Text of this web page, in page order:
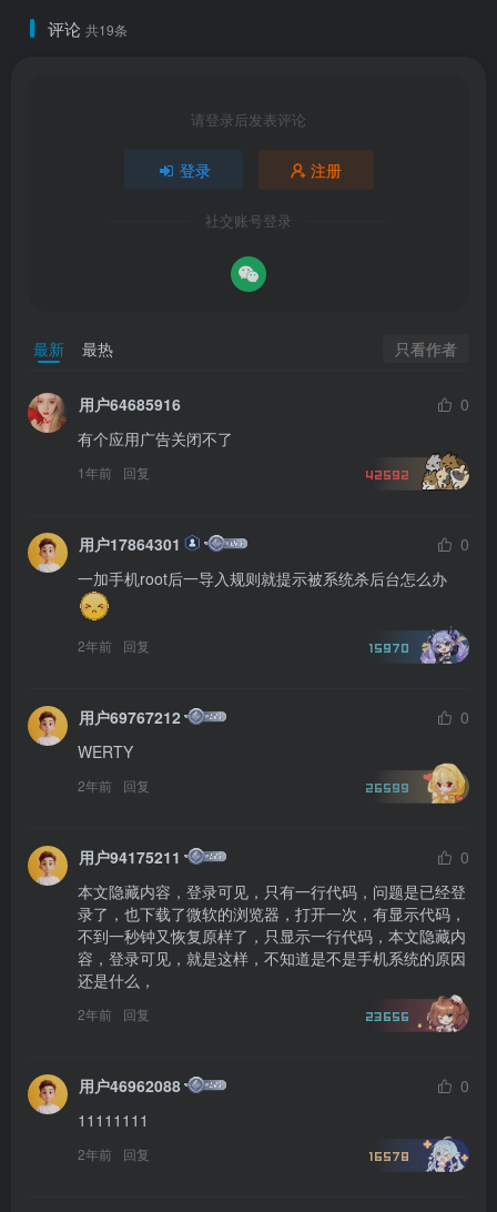
评论 共19条
请登录后发表评论
登录 注册
社交账号登录
最新 最热 只看作者
用户64685916
0
有个应用广告关闭不了
1年前 回复 42592
用户17864301
0
一加手机root后一导入规则就提示被系统杀后台怎么办
2年前 回复 15970
用户69767212
0
WERTY
2年前 回复 26599
用户94175211
0
本文隐藏内容，登录可见，只有一行代码，问题是已经登
录了，也下载了微软的浏览器，打开一次，有显示代码，
不到一秒钟又恢复原样了，只显示一行代码，本文隐藏内
容，登录可见，就是这样，不知道是不是手机系统的原因
还是什么，
2年前 回复 23656
用户46962088
0
11111111
2年前 回复 16578